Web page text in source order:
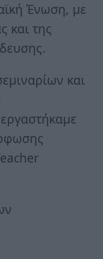
Ένωση, με
και της
και